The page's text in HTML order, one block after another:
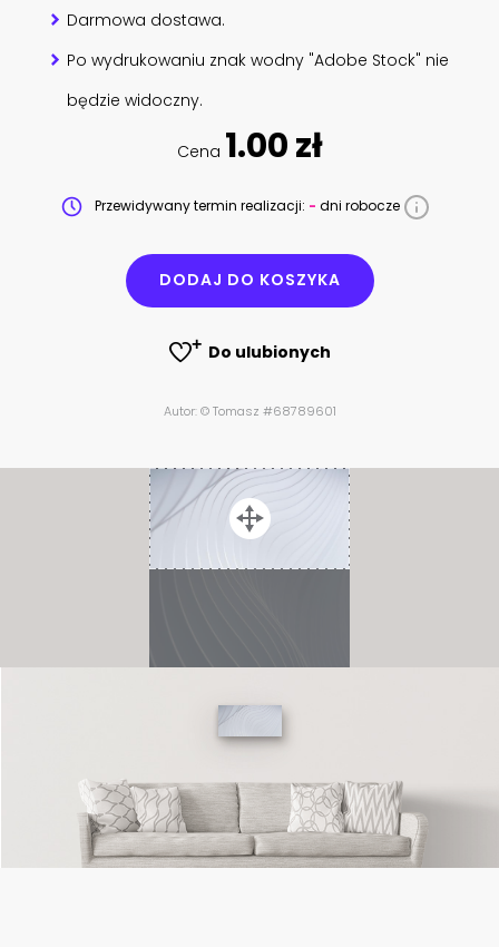
Darmowa dostawa.
Po wydrukowaniu znak wodny "Adobe Stock" nie
będzie widoczny.
Cena 1.00 zł
Przewidywany termin realizacji: - dni robocze
DODAJ DO KOSZYKA
Do ulubionych
Autor: © Tomasz #68789601